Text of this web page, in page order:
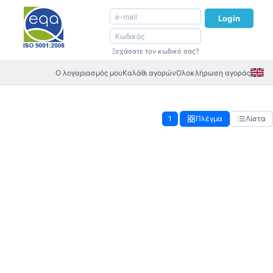
Login
Ξεχάσατε τον κωδικό σας?
Ο λογαριασμός μουΚαλάθι αγορώνΟλοκλήρωση αγοράς
1 Πλέγμα Λίστα